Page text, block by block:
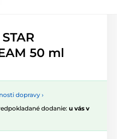
50 ml
dopravy ›
dodanie: u vás v